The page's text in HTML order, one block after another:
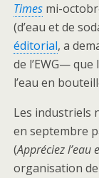
Times mi-
(d’eau et de
éditorial, a
de l’EWG—
l’eau en
Les industriels
en septembre
(Appréciez l’eau
organisation